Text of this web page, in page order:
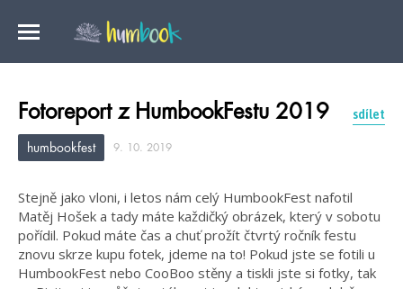
Fotoreport z HumbookFestu 2019 sdílet
humbookfest 9. 10. 2019
Stejně jako vloni, i letos nám celý HumbookFest nafotil
Matěj Hošek a tady máte každičký obrázek, který v sobotu
pořídil. Pokud máte čas a chuť prožít čtvrtý ročník festu
znovu skrze kupu fotek, jdeme na to! Pokud jste se fotili u
HumbookFest nebo CooBoo stěny a tiskli jste si fotky, tak